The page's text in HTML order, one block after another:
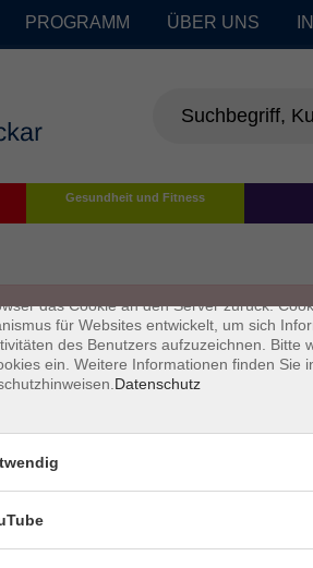
PROGRAMM ÜBER UNS
Gesundheit und Fitness
sind kleine Datenmengen, die von einer
das Cookie an den Server zurück.
für Websites entwickelt, um sich
des Benutzers aufzuzeichnen. Bitte
ein. Weitere Informationen finden Sie
Datenschutz